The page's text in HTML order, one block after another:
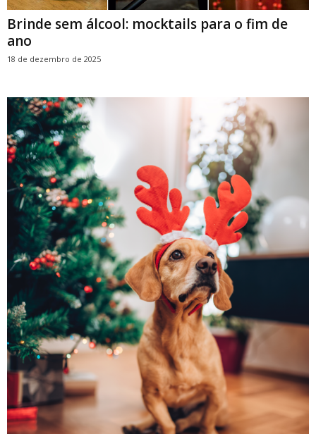
Brinde sem álcool: mocktails para o fim de
ano
18 de dezembro de 2025